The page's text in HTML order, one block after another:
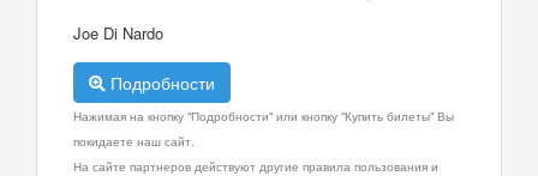
Joe Di Nardo
Подробности
Нажимая на кнопку "Подробности" или кнопку "Купить билеты" Вы
покидаете наш сайт.
На сайте партнеров действуют другие правила пользования и